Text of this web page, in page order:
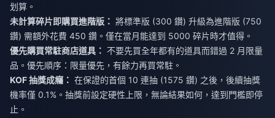
划算。
未計算碎片即購買進階版： 將標準版 (300 鑽) 升級為進階版 (750
鑽) 需額外花費 450 鑽。僅在當月能達到 5000 碎片時才值得。
優先購買常駐商店道具： 不要先買全年都有的道具而錯過 2 月限量
品。優先順序：限量優先，有餘力再買常駐。
KOF 抽獎成癮： 在保證的首個 10 連抽 (1575 鑽) 之後，後續抽獎
機率僅 0.1%。抽獎前設定硬性上限，無論結果如何，達到門檻即停
止。